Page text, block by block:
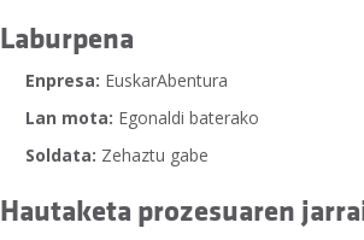
Laburpena
Enpresa: EuskarAbentura
Lan mota: Egonaldi baterako
Soldata: Zehaztu gabe
Hautaketa prozesuaren